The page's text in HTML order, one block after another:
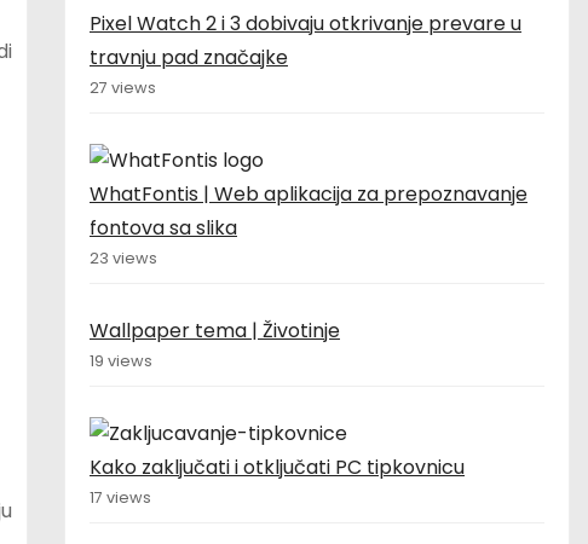
Pixel Watch 2 i 3 dobivaju otkrivanje prevare u
travnju pad značajke
27 views
WhatFontis | Web aplikacija za prepoznavanje
fontova sa slika
23 views
Wallpaper tema | Životinje
19 views
Kako zaključati i otključati PC tipkovnicu
17 views